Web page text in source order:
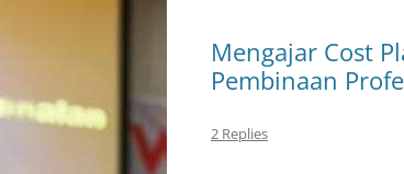
Mengajar Cost
Pembinaan
2 Replies